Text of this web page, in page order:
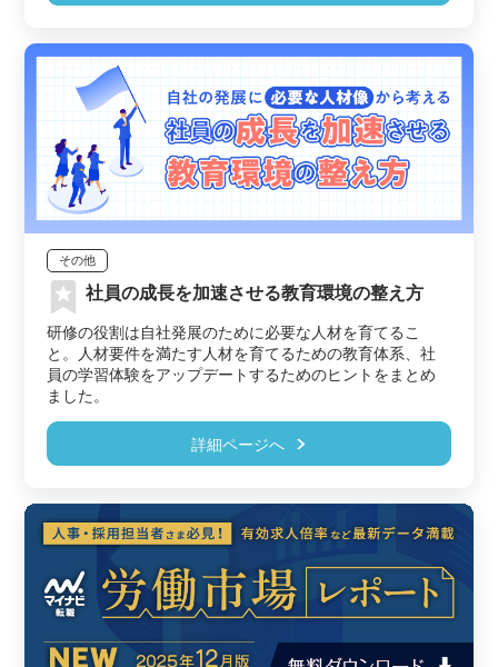
その他
社員の成長を加速させる教育環境の整え方
研修の役割は自社発展のために必要な人材を育てるこ
と。人材要件を満たす人材を育てるための教育体系、社
員の学習体験をアップデートするためのヒントをまとめ
ました。
詳細ページへ